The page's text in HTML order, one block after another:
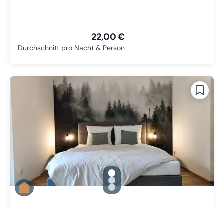
22,00 €
Durchschnitt pro Nacht & Person
gallery.slide_selector
Zu Slide 1 wechseln
Zu Slide 2 wechseln
Zu Slide 3 wechseln